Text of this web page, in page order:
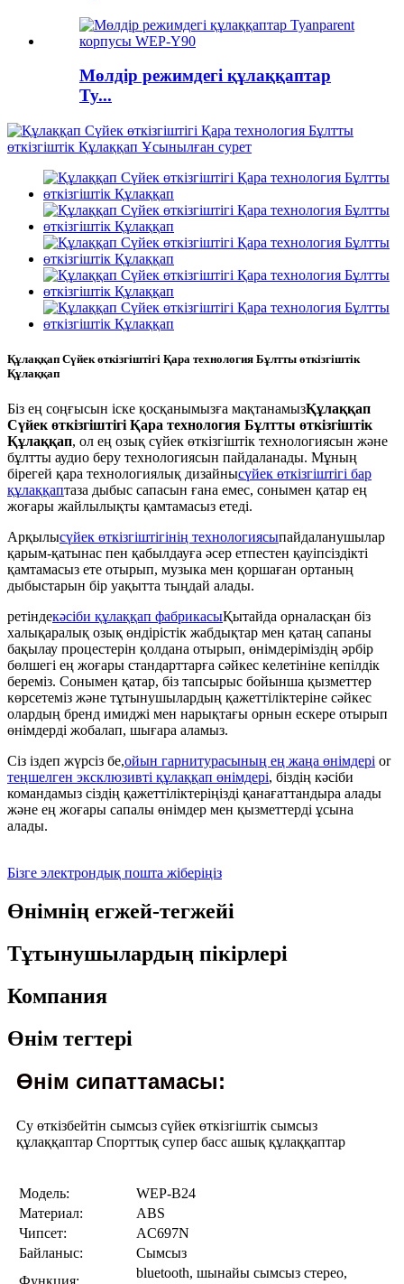
Мөлдір режимдегі құлаққаптар
Ty...
Құлаққап Сүйек өткізгіштігі Қара технология Бұлтты өткізгіштік
Құлаққап
Біз ең соңғысын іске қосқанымызға мақтанамызҚұлаққап
Сүйек өткізгіштігі Қара технология Бұлтты өткізгіштік
Құлаққап, ол ең озық сүйек өткізгіштік технологиясын және
бұлтты аудио беру технологиясын пайдаланады. Мұның
бірегей қара технологиялық дизайнысүйек өткізгіштігі бар
құлаққаптаза дыбыс сапасын ғана емес, сонымен қатар ең
жоғары жайлылықты қамтамасыз етеді.
Арқылысүйек өткізгіштігінің технологиясыпайдаланушылар
қарым-қатынас пен қабылдауға әсер етпестен қауіпсіздікті
қамтамасыз ете отырып, музыка мен қоршаған ортаның
дыбыстарын бір уақытта тыңдай алады.
ретіндекәсіби құлаққап фабрикасыҚытайда орналасқан біз
халықаралық озық өндірістік жабдықтар мен қатаң сапаны
бақылау процестерін қолдана отырып, өнімдеріміздің әрбір
бөлшегі ең жоғары стандарттарға сәйкес келетініне кепілдік
береміз. Сонымен қатар, біз тапсырыс бойынша қызметтер
көрсетеміз және тұтынушылардың қажеттіліктеріне сәйкес
олардың бренд имиджі мен нарықтағы орнын ескере отырып
өнімдерді жобалап, шығара аламыз.
Сіз іздеп жүрсіз бе,ойын гарнитурасының ең жаңа өнімдері or
теңшелген эксклюзивті құлаққап өнімдері, біздің кәсіби
командамыз сіздің қажеттіліктеріңізді қанағаттандыра алады
және ең жоғары сапалы өнімдер мен қызметтерді ұсына
алады.
Бізге электрондық пошта жіберіңіз
Өнімнің егжей-тегжейі
Тұтынушылардың пікірлері
Компания
Өнім тегтері
Өнім сипаттамасы:
Су өткізбейтін сымсыз сүйек өткізгіштік сымсыз
құлаққаптар Спорттық супер басс ашық құлаққаптар
Модель:
WEP-B24
Материал:
ABS
Чипсет:
AC697N
Байланыс:
Сымсыз
Функция:
bluetooth, шынайы сымсыз стерео,